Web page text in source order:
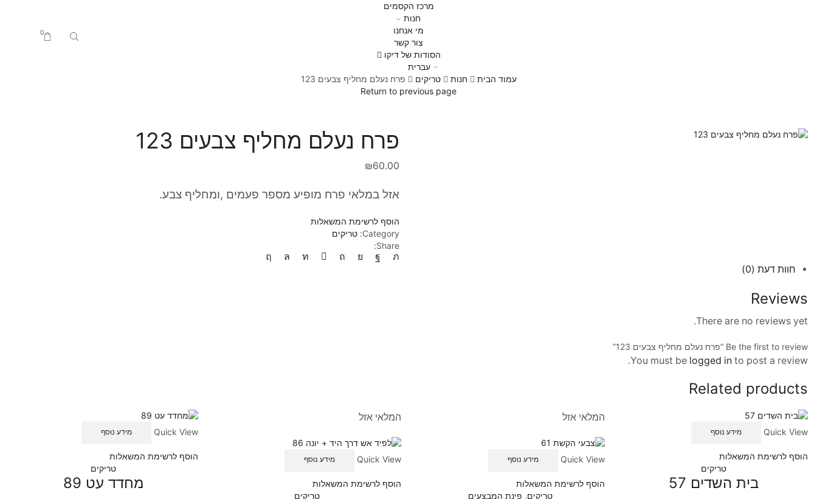
מרכז הקסמים
חנות
מי אנחנו
צור קשר
הסודות של דיקו
עברית
0
עמוד הבית חנות טריקים
פרח נעלם מחליף צבעים 123
Return to previous page
פרח נעלם מחליף צבעים 123
₪60.00
אזל במלאי פרח מופיע מספר פעמים ,ומחליף צבע.
הוסף לרשימת המשאלות
Category: טריקים
Share:
חוות דעת (0)
Reviews
There are no reviews yet.
Be the first to review “פרח נעלם מחליף צבעים 123”
You must be logged in to post a review.
Related products
Quick View מידע נוסף
הוסף לרשימת המשאלות
טריקים
בית השדים 57
המלאי אזל
Quick View מידע נוסף
הוסף לרשימת המשאלות
טריקים, פינת המבצעים
המלאי אזל
Quick View מידע נוסף
הוסף לרשימת המשאלות
טריקים
Quick View מידע נוסף
הוסף לרשימת המשאלות
טריקים
מחדד עט 89